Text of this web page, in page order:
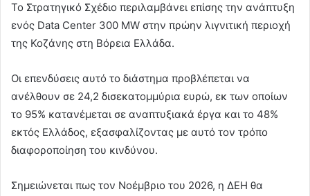
Το Στρατηγικό Σχέδιο περιλαμβάνει επίσης την ανάπτυξη
ενός Data Center 300 MW στην πρώην λιγνιτική περιοχή
της Κοζάνης στη Βόρεια Ελλάδα.
Οι επενδύσεις αυτό το διάστημα προβλέπεται να
ανέλθουν σε 24,2 δισεκατομμύρια ευρώ, εκ των οποίων
το 95% κατανέμεται σε αναπτυξιακά έργα και το 48%
εκτός Ελλάδος, εξασφαλίζοντας με αυτό τον τρόπο
διαφοροποίηση του κινδύνου.
Σημειώνεται πως τον Νοέμβριο του 2026, η ΔΕΗ θα